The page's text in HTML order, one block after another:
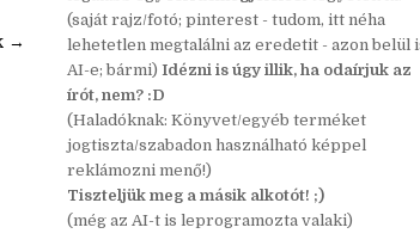
Kedves (leendő) Írók!
Ha képpel dobjátok fel a posztotokat, légyszi,
legalább egyforrásmegjelölésttegyetek ki!
(saját rajz/fotó; pinterest - tudom, itt néha
lehetetlen megtalálni az eredetit - azon belül is
AI-e; bármi)Idézni is úgy illik, ha odaírjuk az
írót, nem? :D
(Haladóknak: Könyvet/egyéb terméket
jogtiszta/szabadon használható képpel